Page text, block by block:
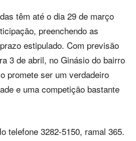
têm até o dia 29 de março
preenchendo as
estipulado. Com previsão
3 de abril, no Ginásio do bairro
promete ser um verdadeiro
e uma competição bastante
telefone 3282-5150, ramal 365.